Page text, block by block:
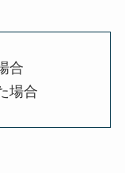
合
場合